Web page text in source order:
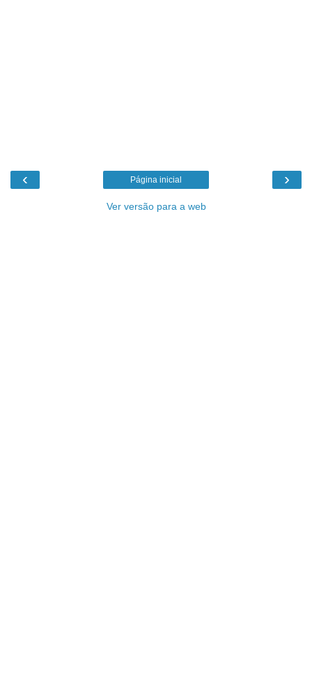
‹ ›
Página inicial
Ver versão para a web